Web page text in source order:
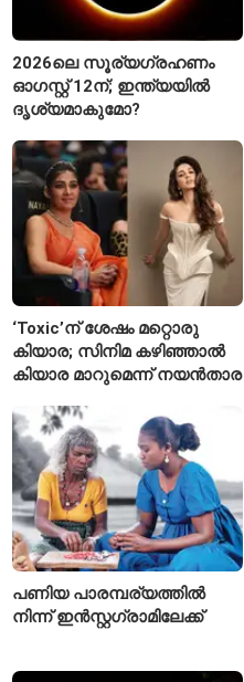
2026ലെ സൂര്യഗ്രഹണം
ഓഗസ്റ്റ് 12ന്; ഇന്ത്യയിൽ
ദൃശ്യമാകുമോ?
‘Toxic’ന് ശേഷം മറ്റൊരു
കിയാര; സിനിമ കഴിഞ്ഞാൽ
കിയാര മാറുമെന്ന് നയൻതാര
പണിയ പാരമ്പര്യത്തിൽ
നിന്ന് ഇൻസ്റ്റഗ്രാമിലേക്ക്